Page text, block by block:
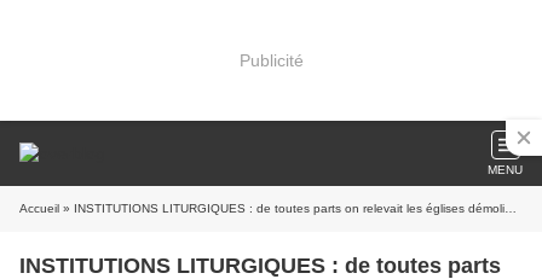
Publicité
MENU
Accueil » INSTITUTIONS LITURGIQUES : de toutes parts on relevait les églises démolies durant la persécution : on en édifiait de nouvelles par toute l'étendue de l'empire
INSTITUTIONS LITURGIQUES : de toutes parts